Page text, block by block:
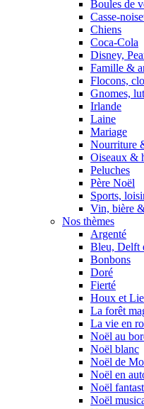
Nos thèmes
Argenté
Bleu, Delft
Bonbons
Doré
Fierté
Houx et
La forêt
La vie en
Noël au
Noël blanc
Noël de
Noël en
Noël
Noël
Boules de
Casse-
Chiens
Coca-Cola
Disney,
Famille &
Flocons,
Gnomes,
Irlande
Laine
Mariage
Nourriture
Oiseaux &
Peluches
Père Noël
Sports,
Vin, bière